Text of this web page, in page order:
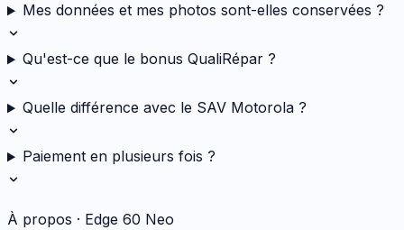
Mes données et mes photos sont-elles conservées ?
Qu'est-ce que le bonus QualiRépar ?
Quelle différence avec le SAV Motorola ?
Paiement en plusieurs fois ?
À propos · Edge 60 Neo